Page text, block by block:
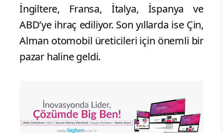
İngiltere, Fransa, İtalya, İspanya ve
ABD’ye ihraç ediliyor. Son yıllarda ise Çin,
Alman otomobil üreticileri için önemli bir
pazar haline geldi.